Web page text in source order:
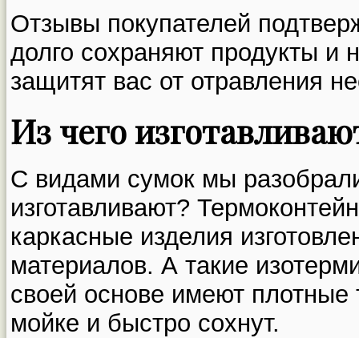
Отзывы покупателей
долго сохраняют продукты и
защитят вас от отравления
Из чего
С видами сумок мы
изготавливают?
каркасные изделия
материалов. А такие
своей основе имеют плотные
мойке и быстро сохнут.